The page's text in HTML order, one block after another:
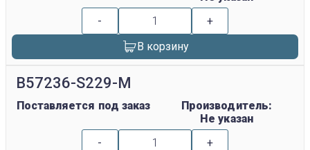
-
+
В корзину
B57236-S229-M
Поставляется под заказ
Производитель:
Не указан
-
+